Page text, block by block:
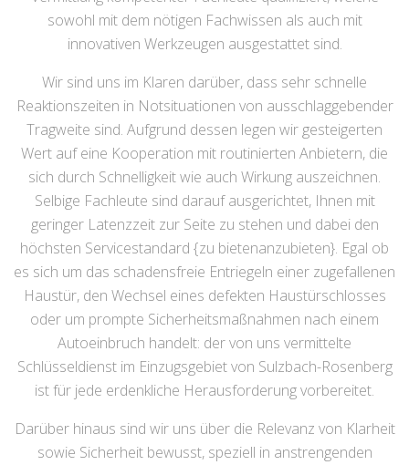
sowohl mit dem nötigen Fachwissen als auch mit
innovativen Werkzeugen ausgestattet sind.
Wir sind uns im Klaren darüber, dass sehr schnelle
Reaktionszeiten in Notsituationen von ausschlaggebender
Tragweite sind. Aufgrund dessen legen wir gesteigerten
Wert auf eine Kooperation mit routinierten Anbietern, die
sich durch Schnelligkeit wie auch Wirkung auszeichnen.
Selbige Fachleute sind darauf ausgerichtet, Ihnen mit
geringer Latenzzeit zur Seite zu stehen und dabei den
höchsten Servicestandard {zu bietenanzubieten}. Egal ob
es sich um das schadensfreie Entriegeln einer zugefallenen
Haustür, den Wechsel eines defekten Haustürschlosses
oder um prompte Sicherheitsmaßnahmen nach einem
Autoeinbruch handelt: der von uns vermittelte
Schlüsseldienst im Einzugsgebiet von Sulzbach-Rosenberg
ist für jede erdenkliche Herausforderung vorbereitet.
Darüber hinaus sind wir uns über die Relevanz von Klarheit
sowie Sicherheit bewusst, speziell in anstrengenden